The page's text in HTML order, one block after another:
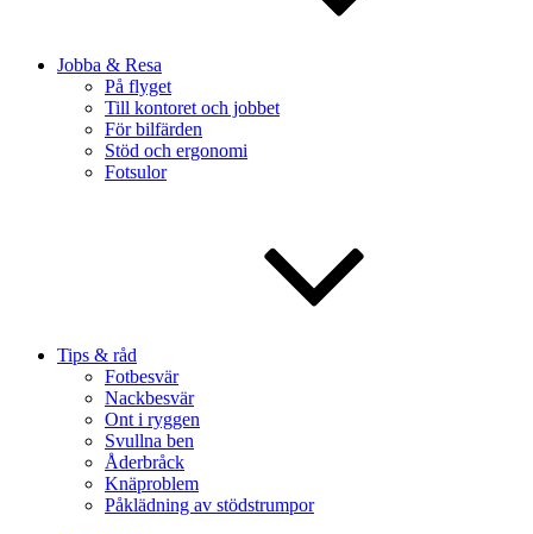
Jobba & Resa
På flyget
Till kontoret och jobbet
För bilfärden
Stöd och ergonomi
Fotsulor
Tips & råd
Fotbesvär
Nackbesvär
Ont i ryggen
Svullna ben
Åderbråck
Knäproblem
Påklädning av stödstrumpor